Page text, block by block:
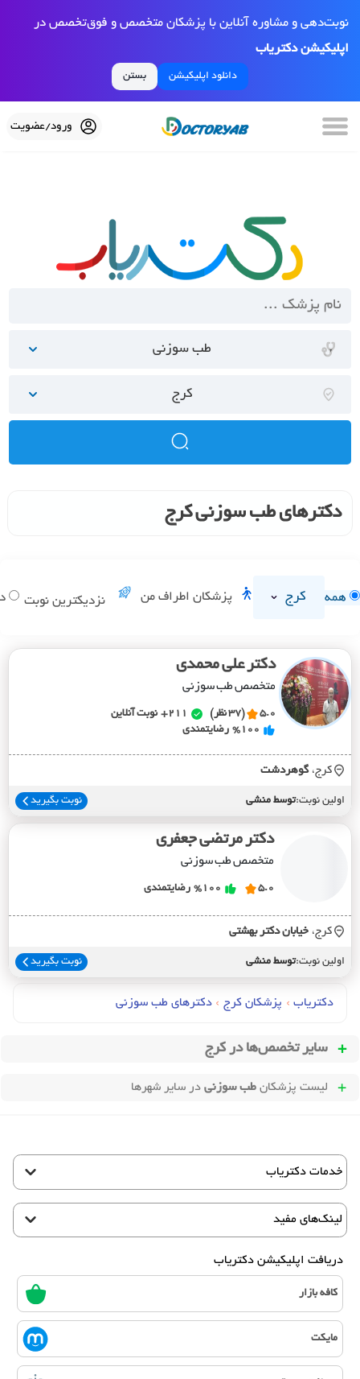
نوبت‌دهی و مشاوره آنلاین با پزشکان متخصص و فوق‌تخصص در
اپلیکیشن دکتریاب
دانلود اپلیکیشن بستن
ورود/عضویت
طب سوزنی
کرج
دکترهای طب سوزنی کرج
همه کرج پزشکان اطراف من نزدیکترین نوبت
دکتر علی محمدی
متخصص طب سوزنی
5.0 (37 نظر) 211+
نوبت آنلاین
%100 رضایتمندی
کرج، گوهردشت
اولین نوبت:توسط منشی نوبت بگیرید
دکتر مرتضی جعفری
متخصص طب سوزنی
5.0
%100 رضایتمندی
کرج، خيابان دکتر بهشتي
اولین نوبت:توسط منشی نوبت بگیرید
دکتریاب › پزشکان کرج › دکترهای طب سوزني
سایر تخصص‌ها در کرج
لیست پزشکان طب سوزنی در سایر شهرها
خدمات دکتریاب
لینک‌های مفید
دریافت اپلیکیشن دکتریاب
کافه بازار
مایکت